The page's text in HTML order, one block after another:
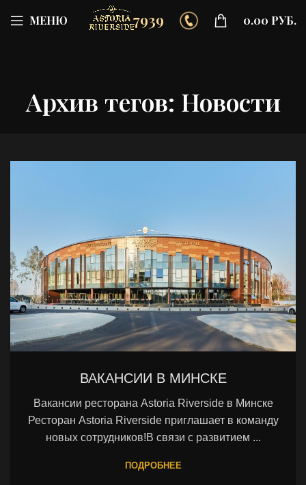
МЕНЮ 7939 0.00 РУБ.
Архив тегов: Новости
ВАКАНСИИ В МИНСКЕ
Вакансии ресторана Astoria Riverside в Минске
Ресторан Astoria Riverside приглашает в команду
новых сотрудников!В связи с развитием ...
ПОДРОБНЕЕ